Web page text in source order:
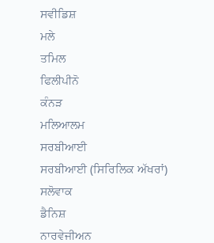
ਸਵੀਡਿਸ਼
ਮਲੇ
ਤਮਿਲ
ਫਿਲੀਪੀਨੋ
ਕੰਨੜ
ਮਲਿਆਲਮ
ਸਰਬੀਆਈ
ਸਰਬੀਆਈ (ਸਿਰਿਲਿਕ ਅੱਖਰਾਂ)
ਸਲੋਵਾਕ
ਡੈਨਿਸ਼
ਨਾਰਵੇਜੀਅਨ